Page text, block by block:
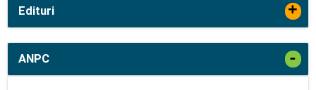
Edituri +
ANPC -